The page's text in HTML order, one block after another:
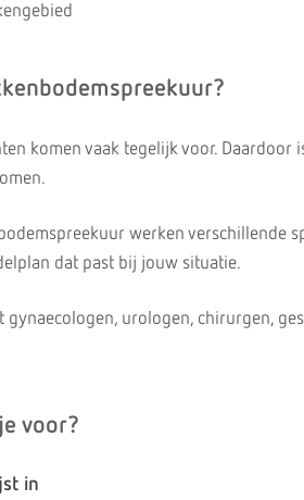
komen vaak tegelijk voor. Daardoor
werken verschillende
dat past bij jouw situatie.
gynaecologen, urologen, chirurgen,
voor?
in